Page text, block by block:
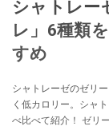
シャトレー
レ」6種類
すめ
シャトレーゼのゼリ
く低カロリー。シャ
べ比べて紹介！ ゼリ